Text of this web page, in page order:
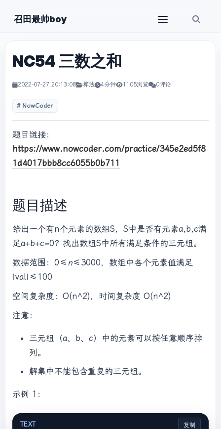
召田最帅boy
NC54 三数之和
2022-07-27 20:13:08 算法 4分钟 1105浏览 0评论
NowCoder
题目链接：
https://www.nowcoder.com/practice/345e2ed5f8
1d4017bbb8cc6055b0b711
题目描述
给出一个有n个元素的数组S，S中是否有元素a,b,c满
足a+b+c=0？找出数组S中所有满足条件的三元组。
数据范围：0≤ n≤3000，数组中各个元素值满足
|val|≤100
空间复杂度：O(n^2)，时间复杂度 O(n^2)
注意：
三元组（a、b、c）中的元素可以按任意顺序排
列。
解集中不能包含重复的三元组。
示例 1：
TEXT 复制